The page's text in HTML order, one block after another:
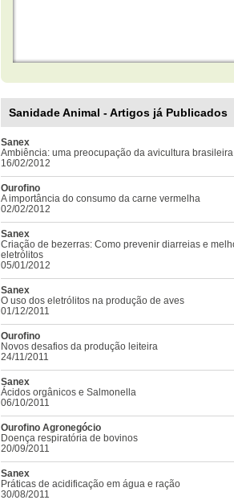
Sanidade Animal - Artigos já Publicados
Sanex
Ambiência: uma preocupação da avicultura brasileira
16/02/2012
Ourofino
A importância do consumo da carne vermelha
02/02/2012
Sanex
Criação de bezerras: Como prevenir diarreias e
eletrólitos
05/01/2012
Sanex
O uso dos eletrólitos na produção de aves
01/12/2011
Ourofino
Novos desafios da produção leiteira
24/11/2011
Sanex
Ácidos orgânicos e Salmonella
06/10/2011
Ourofino Agronegócio
Doença respiratória de bovinos
20/09/2011
Sanex
Práticas de acidificação em água e ração
30/08/2011